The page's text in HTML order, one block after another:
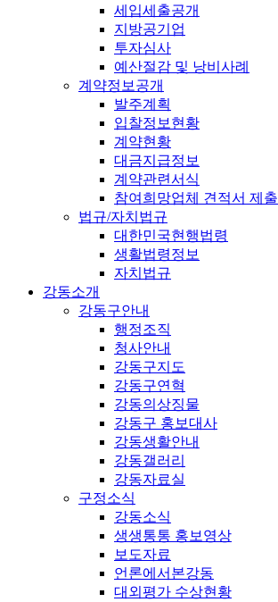
세입세출공개
지방공기업
투자심사
예산절감 및 낭비사례
계약정보공개
발주계획
입찰정보현황
계약현황
대금지급정보
계약관련서식
참여희망업체 견적서 제출
법규/자치법규
대한민국현행법령
생활법령정보
자치법규
강동소개
강동구안내
행정조직
청사안내
강동구지도
강동구연혁
강동의상징물
강동구 홍보대사
강동생활안내
강동갤러리
강동자료실
구정소식
강동소식
생생통통 홍보영상
보도자료
언론에서본강동
대외평가 수상현황